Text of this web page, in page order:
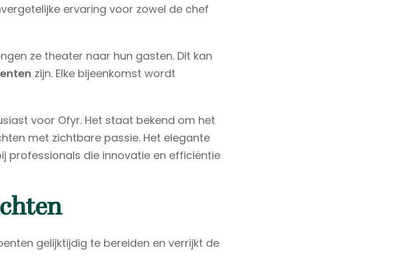
ervaring voor zowel de chef
ze theater naar hun gasten. Dit kan
zijn. Elke bijeenkomst wordt
voor Ofyr. Het staat bekend om het
met zichtbare passie. Het elegante
professionals die innovatie en efficiëntie
gelijktijdig te bereiden en verrijkt de